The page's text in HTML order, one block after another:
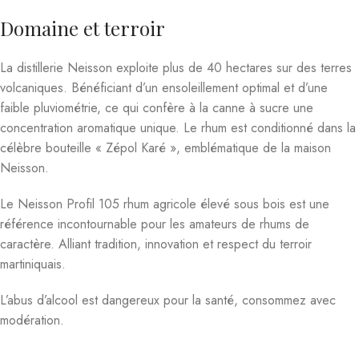
Domaine et terroir
La distillerie Neisson exploite plus de 40 hectares sur des terres
volcaniques. Bénéficiant d’un ensoleillement optimal et d’une
faible pluviométrie, ce qui confère à la canne à sucre une
concentration aromatique unique. Le rhum est conditionné dans la
célèbre bouteille « Zépol Karé », emblématique de la maison
Neisson.
Le Neisson Profil 105 rhum agricole élevé sous bois est une
référence incontournable pour les amateurs de rhums de
caractère. Alliant tradition, innovation et respect du terroir
martiniquais.
L’abus d’alcool est dangereux pour la santé, consommez avec
modération.